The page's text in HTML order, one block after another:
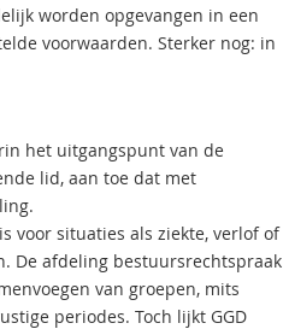
worden opgevangen in een
voorwaarden. Sterker nog: in
het uitgangspunt van de
lid, aan toe dat met
voor situaties als ziekte, verlof of
De afdeling bestuursrechtspraak
van groepen, mits
periodes. Toch lijkt GGD